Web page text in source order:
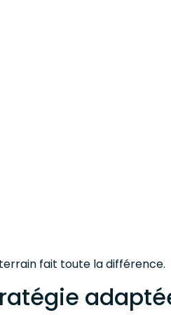
fait toute la différence.